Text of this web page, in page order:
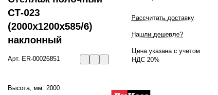
СТ-023
(2000x1200x585/6)
наклонный
Арт. ER-00026851
Высота, мм: 2000
Рассчитать доставку
Нашли дешевле?
Цена указана с учетом
НДС 20%